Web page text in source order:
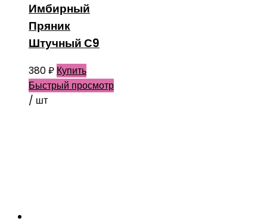
Имбирный
Пряник
Штучный С9
380₽ Купить
Быстрый просмотр
/ шт